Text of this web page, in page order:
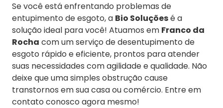
Se você está enfrentando problemas de
entupimento de esgoto, a Bio Soluçõesé a
solução ideal para você! Atuamos em Franco da
Rocha com um serviço de desentupimento de
esgoto rápido e eficiente, prontos para atender
suas necessidades com agilidade e qualidade. Não
deixe que uma simples obstrução cause
transtornos em sua casa ou comércio. Entre em
contato conosco agora mesmo!